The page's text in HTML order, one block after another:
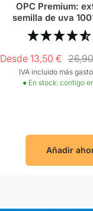
OPC Premium:
semilla de uva
Precio
Oferta
Desde 13,50 €
IVA incluido más
● En stock: contigo
Añadir